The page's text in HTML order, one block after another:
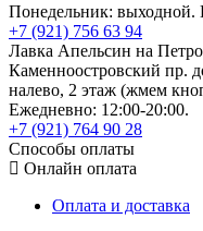
Понедельник: выходной.
+7 (921) 756 63 94
Лавка Апельсин на
Каменноостровский пр.
налево, 2 этаж (жмем
Ежедневно: 12:00-20:00.
+7 (921) 764 90 28
Способы оплаты
Онлайн оплата
Оплата и доставка